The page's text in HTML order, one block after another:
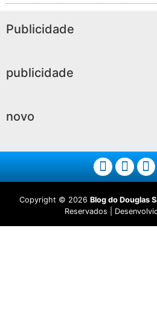
Publicidade
publicidade
novo
Copyright © 2026 Blog do Douglas
Reservados |